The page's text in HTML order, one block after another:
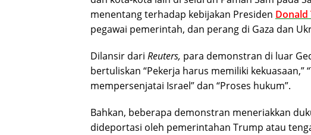
menentang terhadap kebijakan Presiden
pegawai pemerintah, dan perang di Gaza dan
Dilansir dari Reuters, para demonstran di luar
bertuliskan “Pekerja harus memiliki kekuasaan,”
mempersenjatai Israel” dan “Proses hukum”.
Bahkan, beberapa demonstran meneriakkan
dideportasi oleh pemerintahan Trump atau